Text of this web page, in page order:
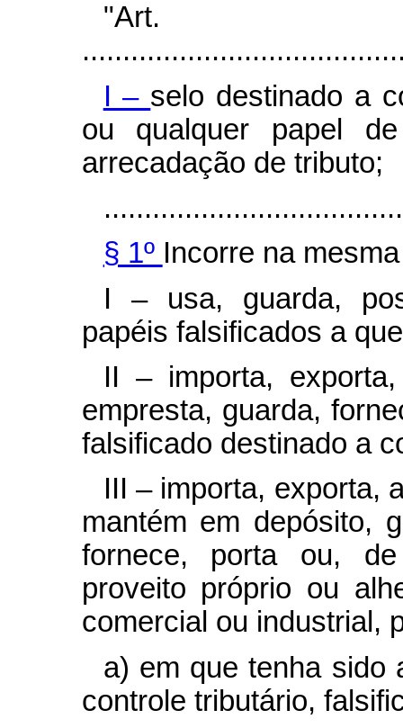
I – selo destinado a
ou qualquer papel
arrecadação de tributo;
§ 1º Incorre na
I – usa, guarda,
papéis falsificados a
II – importa,
empresta, guarda,
falsificado destinado a
III – importa, exporta,
mantém em depósito,
fornece, porta ou,
proveito próprio ou
comercial ou industrial,
a) em que tenha sido
controle tributário,